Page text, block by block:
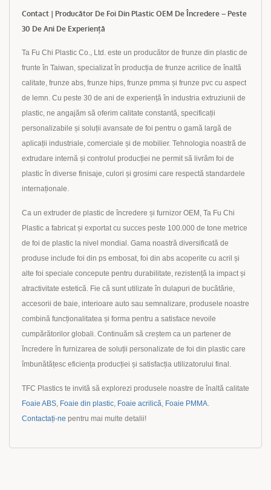
Contact | Producător De Foi Din Plastic OEM De Încredere – Peste
30 De Ani De Experiență
Ta Fu Chi Plastic Co., Ltd. este un producător de frunze din plastic de
frunte în Taiwan, specializat în producția de frunze acrilice de înaltă
calitate, frunze abs, frunze hips, frunze pmma și frunze pvc cu aspect
de lemn. Cu peste 30 de ani de experiență în industria extruziunii de
plastic, ne angajăm să oferim calitate constantă, specificații
personalizabile și soluții avansate de foi pentru o gamă largă de
aplicații industriale, comerciale și de mobilier. Tehnologia noastră de
extrudare internă și controlul producției ne permit să livrăm foi de
plastic în diverse finisaje, culori și grosimi care respectă standardele
internaționale.
Ca un extruder de plastic de încredere și furnizor OEM, Ta Fu Chi
Plastic a fabricat și exportat cu succes peste 100.000 de tone metrice
de foi de plastic la nivel mondial. Gama noastră diversificată de
produse include foi din ps embosat, foi din abs acoperite cu acril și
alte foi speciale concepute pentru durabilitate, rezistență la impact și
atractivitate estetică. Fie că sunt utilizate în dulapuri de bucătărie,
accesorii de baie, interioare auto sau semnalizare, produsele noastre
combină funcționalitatea și forma pentru a satisface nevoile
cumpărătorilor globali. Continuăm să creștem ca un partener de
încredere în furnizarea de soluții personalizate de foi din plastic care
îmbunătățesc eficiența producției și satisfacția utilizatorului final.
TFC Plastics te invită să explorezi produsele noastre de înaltă calitate
Foaie ABS, Foaie din plastic, Foaie acrilică, Foaie PMMA.
Contactați-ne pentru mai multe detalii!